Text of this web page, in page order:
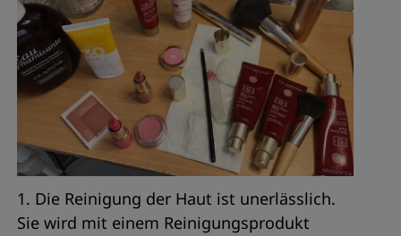
1. Die Reinigung der Haut ist unerlässlich.
Sie wird mit einem Reinigungsprodukt